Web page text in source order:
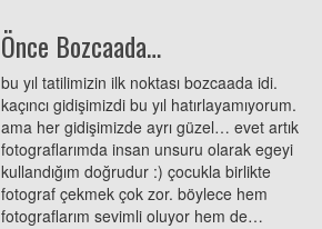
Önce Bozcaada…
bu yıl tatilimizin ilk noktası bozcaada idi.
kaçıncı gidişimizdi bu yıl hatırlayamıyorum.
ama her gidişimizde ayrı güzel… evet artık
fotograflarımda insan unsuru olarak egeyi
kullandığım doğrudur :) çocukla birlikte
fotograf çekmek çok zor. böylece hem
fotograflarım sevimli oluyor hem de…